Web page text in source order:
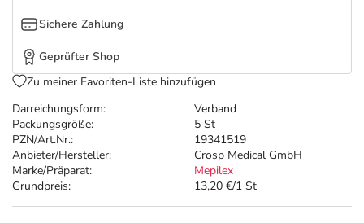
Darreichungsform:
Verband
Packungsgröße:
5 St
PZN/Art.Nr.:
19341519
Anbieter/Hersteller:
Crosp Medical GmbH
Marke/Präparat:
Mepilex
Grundpreis:
13,20 €/1 St
Sichere Zahlung
Geprüfter Shop
Zu meiner Favoriten-Liste hinzufügen